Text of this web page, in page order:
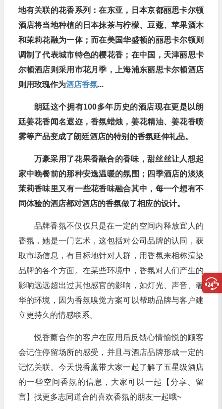
地有关联的花香系列：在东亚，日本京都丽思卡尔顿
酒店将当地种植的日本抹茶与柠檬、豆蔻、苹果酒木
和茉莉花融为一体；而在美国华盛顿的丽思卡尔顿则
调制了代表城市特色的樱花香；在中国，天津丽思卡
尔顿酒店则采用市花月季，上海浦东丽思卡尔顿酒店
则用玫瑰作为酒店香氛...
朗廷这个拥有100多年历史的酒店现在更是以朗
廷姜花香闻名遐迩，香氛蜡烛，姜花精油、姜花香喷
雾等产品变成了朗廷酒店的特别的香氛延伸礼品。
万豪采用了花果香融合的香味，甜丝丝让人想起
家中晚餐前的那种安逸温暖的氛围；四季酒店的淡淡
茉莉香味里又有一些花香味融合其中，每一个想有不
同体验的酒店都对酒店的香氛做了相应的设计。
品牌香氛不仅仅只是在一定的空间内释放宜人的
香氛，她是一门艺术，这包括对公司品牌的认同，获
取市场信息，有目标地针对人群，用香氛来相称渲染
品牌的各个方面。在某些环境中，香氛对人们产生的
影响远远超出过其他感官的影响，如灯光、声音、奢
华的环境，因为香氛嗅觉方案可以帮助品牌与客户建
立更持久的情感联系。
悦香薰合作的客户在应用后反馈心情愉悦的顾客
会记住停留场所的感受，并且与酒店品牌形成一定的
记忆关联。今天悦香薰带大家一起了解了五星级酒店
的一些空间香氛的信息，大家可以一起【分享、留
言】找更多志同道合的喜欢香氛的朋友一起哦~